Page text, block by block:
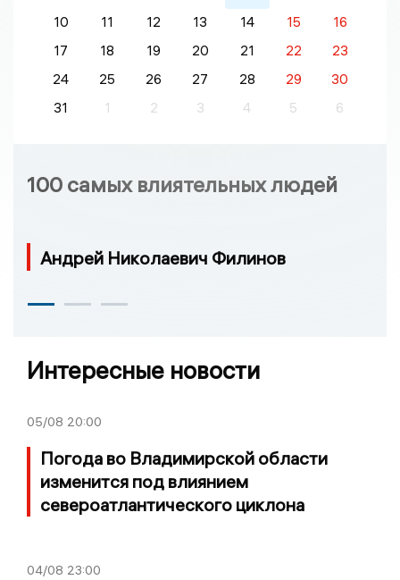
10
11 12 13 14 15
16
17
18 19 20 21 22
23
24
25 26 27 28 29
30
31
1 2 3 4 5 6
100 самых влиятельных людей
Андрей Николаевич Филинов
Интересные новости
05/08 20:00
Погода во Владимирской области
изменится под влиянием
североатлантического циклона
04/08 23:00